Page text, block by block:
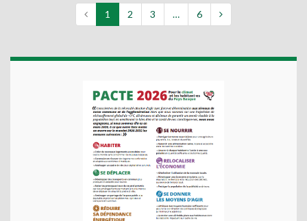
1 2 3 … 6